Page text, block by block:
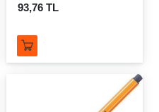
93,76 TL